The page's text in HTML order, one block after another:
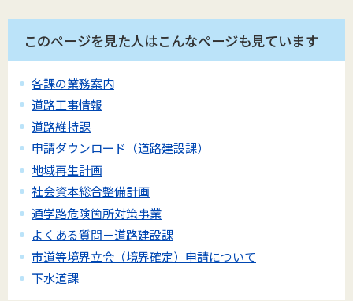
このページを見た人はこんなページも見ています
各課の業務案内
道路工事情報
道路維持課
申請ダウンロード（道路建設課）
地域再生計画
社会資本総合整備計画
通学路危険箇所対策事業
よくある質問－道路建設課
市道等境界立会（境界確定）申請について
下水道課